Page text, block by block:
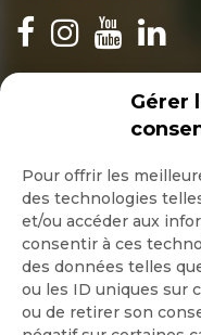
Gérer
Pour offrir les
des technologies
et/ou accéder aux
consentir à ces
des données telles
ou les ID uniques sur
ou de retirer son
INSCRIPTION
Quotidienne
Hebdo
OK